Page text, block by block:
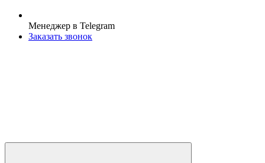
Менеджер в Telegram
Заказать звонок